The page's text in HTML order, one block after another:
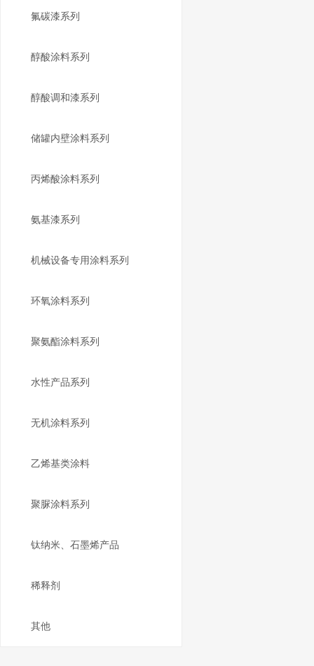
氟碳漆系列
醇酸涂料系列
醇酸调和漆系列
储罐内壁涂料系列
丙烯酸涂料系列
氨基漆系列
机械设备专用涂料系列
环氧涂料系列
聚氨酯涂料系列
水性产品系列
无机涂料系列
乙烯基类涂料
聚脲涂料系列
钛纳米、石墨烯产品
稀释剂
其他